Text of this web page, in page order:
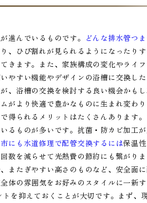
進んでいるものです。
どんな排水管つ
、ひび割れが見られるようになったり
きます。また、家族構成の変化やライ
やすい機能やデザインの浴槽に交換し
、浴槽の交換を検討する良い機会かも
がより快適で豊かなものに生まれ変わり
得られるメリットはたくさんあります
るものが多いです。抗菌・防カビ加工
にも水道修理で配管交換するには保温
数を減らせて光熱費の節約にも繋がり
またぎやすい高さのものなど、安全面
体の雰囲気をお好みのスタイルに一新
を抑えておくことが大切です。まず、